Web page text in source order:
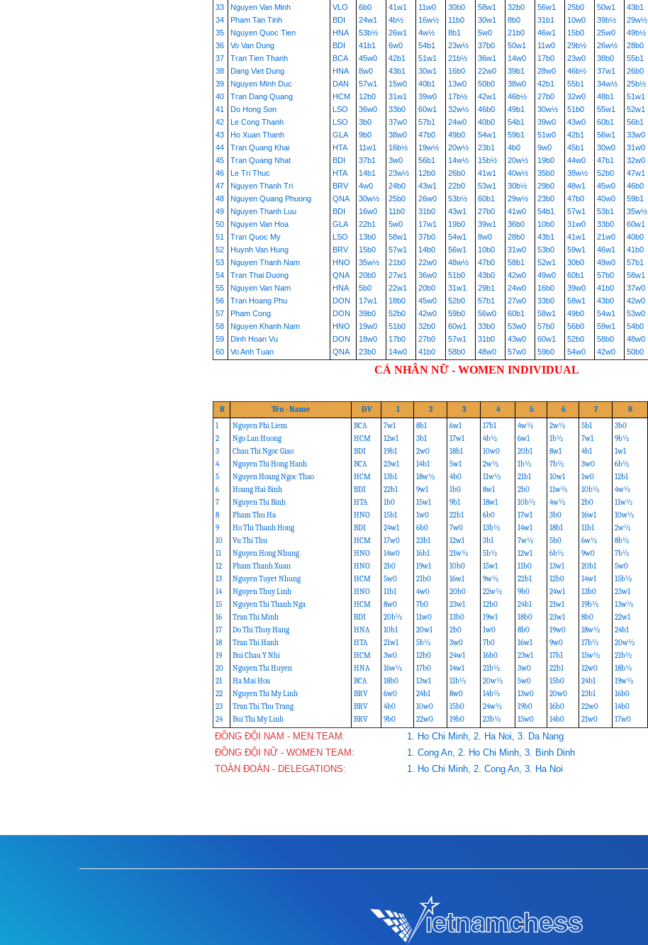
33
34
35
36
37
38
39
40
41
42
43
44
45
46
47
48
49
50
51
52
53
54
55
56
57
58
59
60
Nguyen Van Minh
Pham Tan Tinh
Nguyen Quoc Tien
Vo Van Dung
Tran Tien Thanh
Dang Viet Dung
Nguyen Minh Duc
Tran Dang Quang
Do Hong Son
Le Cong Thanh
Ho Xuan Thanh
Tran Quang Khai
Tran Quang Nhat
Le Tri Thuc
Nguyen Thanh Tri
Nguyen Quang Phuong
Nguyen Thanh Luu
Nguyen Van Hoa
Tran Quoc My
Huynh Van Hung
Nguyen Thanh Nam
Tran Thai Duong
Nguyen Van Nam
Tran Hoang Phu
Pham Cong
Nguyen Khanh Nam
Dinh Hoan Vu
Vo Anh Tuan
VLO
BDI
HNA
BDI
BCA
HNA
DAN
HCM
LSO
LSO
GLA
HTA
BDI
HTA
BRV
QNA
BDI
GLA
LSO
BRV
HNO
QNA
HNA
DON
DON
HNO
DON
QNA
6b0
24w1
53b½
41b1
45w0
8w0
57w1
12b0
36w0
3b0
9b0
11w1
37b1
14b1
4w0
30w½
16w0
22b1
13b0
15b0
35w½
20b0
5b0
17w1
39b0
19w0
18w0
23b0
41w1
4b½
26w1
6w0
42b1
43b1
15w0
31w1
33b0
37w0
38w0
16b½
3w0
23w½
24b0
25b0
11b0
5w0
58w1
57w1
21b0
27w1
22w1
18b0
52b0
51b0
17b0
14w0
11w0
16w½
4w½
54b1
51w1
30w1
40b1
39w0
60w1
57b1
47b0
19w½
56b1
12b0
43w1
26w0
31b0
17w1
37b0
14b0
22w0
36w0
20b0
45w0
42w0
32b0
27b0
41b0
30b0
11b0
8b1
23w½
21b½
16b0
13w0
17b½
32w½
24w0
49b0
20w½
14w½
26b0
22b0
53b½
43w1
19b0
54w1
56w1
48w½
51b0
31w1
52b0
59b0
60w1
57w1
58b0
58w1
30w1
5w0
37b0
36w1
22w0
50b0
42w1
46b0
40b0
54w1
23b1
15b½
41w1
53w1
60b1
27b0
39w1
8w0
10b0
47b0
43b0
29b1
57b1
56w0
33b0
31b0
48w0
32b0
8b0
21b0
50w1
14w0
39b1
38w0
46b½
49b1
54b1
59b1
4b0
20w½
40w½
30b½
29w½
41w0
36b0
28b0
31w0
58b1
42w0
24w0
27w0
60b1
53w0
43w0
57w0
56w1
31b1
46w1
11w0
17b0
28w0
42b1
27b0
30w½
39w0
51w0
9w0
19b0
35b0
29b0
23b0
54b1
10b0
43b1
53b0
52w1
49w0
16b0
33b0
58w1
57b0
60w1
59b0
25b0
10w0
15b0
29b½
23w0
46b½
55b1
32w0
51b0
43w0
42b1
45b1
44w0
38w½
48w1
47b0
57w1
31w0
41w1
59w1
30b0
60b1
39w0
58w1
49b0
56b0
52b0
54w0
50w1
39b½
25w0
26w½
38b0
37w1
34w½
48b1
55w1
60b1
56w1
30w0
47b1
52b0
45w0
40w0
53b1
33b0
21w0
46w1
49w0
57b0
41b0
43b0
54w1
59w1
58b0
42w0
43b1
29w½
49b½
28b0
55b1
26b0
25b½
51w1
52w1
56b1
33w0
31w0
32w0
47w1
46b0
59b1
35w½
60w1
40b0
41b0
57b1
58w1
37w0
42w0
53w0
54b0
48w0
50b0
CÁ NHÂN NỮ - WOMEN INDIVIDUAL
R Tên - Name ĐV 1 2 3 4 5 6 7 8
1
2
3
4
5
6
7
8
9
10
11
12
13
14
15
16
17
18
19
20
21
22
23
24
Nguyen Phi Liem
Ngo Lan Huong
Chau Thi Ngoc Giao
Nguyen Thi Hong Hanh
Nguyen Hoang Ngoc Thao
Hoang Hai Binh
Nguyen Thi Binh
Pham Thu Ha
Ho Thi Thanh Hong
Vu Thi Thu
Nguyen Hong Nhung
Pham Thanh Xuan
Nguyen Tuyet Nhung
Nguyen Thuy Linh
Nguyen Thi Thanh Nga
Tran Thi Minh
Do Thi Thuy Hang
Tran Thi Hanh
Bui Chau Y Nhi
Nguyen Thi Huyen
Ha Mai Hoa
Nguyen Thi My Linh
Tran Thi Thu Trang
Bui Thi My Linh
BCA
HCM
BDI
BCA
HCM
BDI
HTA
HNO
BDI
HCM
HNO
HNO
HCM
HNO
HCM
BDI
HNA
HTA
HCM
HNA
BCA
BRV
BRV
BRV
7w1
12w1
19b1
23w1
13b1
22b1
1b0
15b1
24w1
17w0
14w0
2b0
5w0
11b1
8w0
20b½
10b1
21w1
3w0
16w½
18b0
6w0
4b0
9b0
8b1
3b1
2w0
14b1
18w½
9w1
15w1
1w0
6b0
23b1
16b1
19w1
21b0
4w0
7b0
11w0
20w1
5b½
12b0
17b0
13w1
24b1
10w0
22w0
6w1
17w1
18b1
5w1
4b0
1b0
9b1
22b1
7w0
12w1
21w½
10b0
16w1
20b0
23w1
13b0
2b0
3w0
24w1
14w1
11b½
8w0
15b0
19b0
17b1
4b½
10w0
2w½
11w½
8w1
18w1
6b0
13b½
3b1
5b½
15w1
9w½
22w½
12b0
19w1
1w0
7b0
16b0
21b½
20w½
14b½
24w½
23b½
4w½
6w1
20b1
1b½
21b1
2b0
10b½
17w1
14w1
7w½
12w1
11b0
22b1
9b0
24b1
18b0
8b0
16w1
23w1
3w0
5w0
13w0
19b0
15w0
2w½
1b½
8w1
7b½
10w1
11w½
4w½
3b0
18b1
5b0
6b½
13w1
12b0
24w1
21w1
23w1
19w0
9w0
17b1
22b1
15b0
20w0
16b0
14b0
5b1
7w1
4b1
3w0
1w0
10b½
2b0
16w1
11b1
6w½
9w0
20b1
14w1
13b0
19b½
8b0
18w½
17b½
15w½
12w0
24b1
23b1
22w0
21w0
3b0
9b½
1w1
6b½
12b1
4w½
11w½
10w½
2w½
8b½
7b½
5w0
15b½
23w1
13w½
22w1
24b1
20w½
21b½
18b½
19w½
16b0
14b0
17w0
ĐỒNG ĐỘI NAM - MEN TEAM:
ĐỒNG ĐỘI NỮ - WOMEN TEAM:
TOÀN ĐOÀN - DELEGATIONS:
1. Ho Chi Minh, 2. Ha Noi, 3. Da Nang
1. Cong An, 2. Ho Chi Minh, 3. Binh Dinh
1. Ho Chi Minh, 2. Cong An, 3. Ha Noi